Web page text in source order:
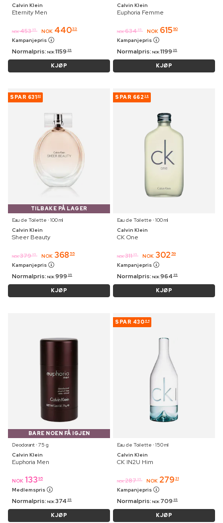
Calvin Klein
Eternity Men
NOK 453 95 NOK 44033
Kampanjepris
Normalpris: NOK 1159 95
KJØP
Calvin Klein
Euphoria Femme
NOK 634 95 NOK 615 90
Kampanjepris
Normalpris: NOK 1199 95
KJØP
SPAR 63140
TILBAKE PÅ LAGER
Eau de Toilette ⋅ 100 ml
Calvin Klein
Sheer Beauty
NOK 379 95 NOK 368 55
Kampanjepris
Normalpris: NOK 999 95
KJØP
SPAR 662 36
Eau de Toilette ⋅ 100 ml
Calvin Klein
CK One
NOK 311 95 NOK 302 59
Kampanjepris
Normalpris: NOK 964 95
KJØP
BARE NOEN FÅ IGJEN
Deodorant ⋅ 75 g
Calvin Klein
Euphoria Men
NOK 133 95
Medlemspris
Normalpris: NOK 374 95
KJØP
SPAR 430 64
Eau de Toilette ⋅ 150 ml
Calvin Klein
CK IN2U Him
NOK 287 95 NOK 279 31
Kampanjepris
Normalpris: NOK 709 95
KJØP